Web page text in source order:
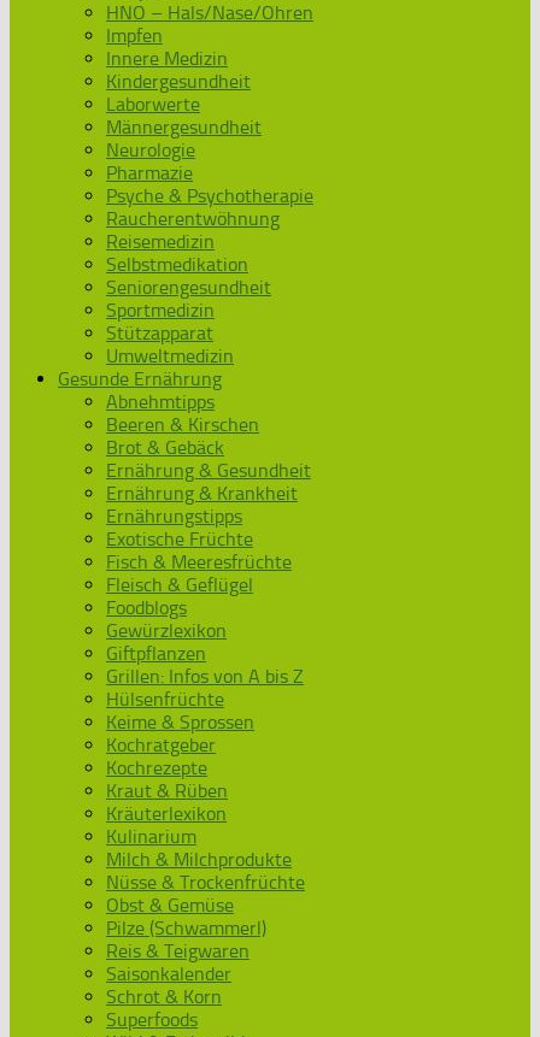
HNO – Hals/Nase/Ohren
Impfen
Innere Medizin
Kindergesundheit
Laborwerte
Männergesundheit
Neurologie
Pharmazie
Psyche & Psychotherapie
Raucherentwöhnung
Reisemedizin
Selbstmedikation
Seniorengesundheit
Sportmedizin
Stützapparat
Umweltmedizin
Gesunde Ernährung
Abnehmtipps
Beeren & Kirschen
Brot & Gebäck
Ernährung & Gesundheit
Ernährung & Krankheit
Ernährungstipps
Exotische Früchte
Fisch & Meeresfrüchte
Fleisch & Geflügel
Foodblogs
Gewürzlexikon
Giftpflanzen
Grillen: Infos von A bis Z
Hülsenfrüchte
Keime & Sprossen
Kochratgeber
Kochrezepte
Kraut & Rüben
Kräuterlexikon
Kulinarium
Milch & Milchprodukte
Nüsse & Trockenfrüchte
Obst & Gemüse
Pilze (Schwammerl)
Reis & Teigwaren
Saisonkalender
Schrot & Korn
Superfoods